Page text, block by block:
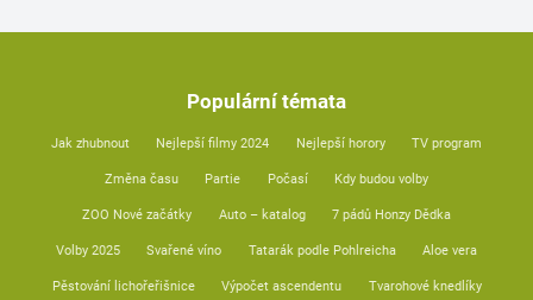
Populární témata
Jak zhubnout Nejlepší filmy 2024 Nejlepší horory TV program
Změna času Partie Počasí Kdy budou volby
ZOO Nové začátky Auto – katalog 7 pádů Honzy Dědka
Volby 2025 Svařené víno Tatarák podle Pohlreicha Aloe vera
Pěstování lichořeřišnice Výpočet ascendentu Tvarohové knedlíky